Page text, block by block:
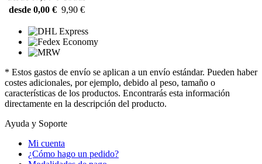
desde 0,00 € 9,90 €
* Estos gastos de envío se aplican a un envío estándar. Pueden haber
costes adicionales, por ejemplo, debido al peso, tamaño o
características de los productos. Encontrarás esta información
directamente en la descripción del producto.
Ayuda y Soporte
Mi cuenta
¿Cómo hago un pedido?